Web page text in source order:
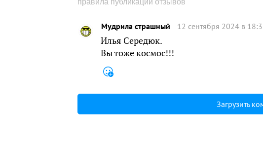
правила публикации отзывов
Мудрила страшный 12 сентября 2024 в
Илья Середюк.
Вы тоже космос!!!
Загрузить